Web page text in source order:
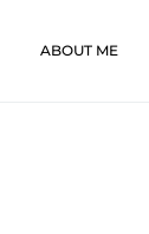
ABOUT ME